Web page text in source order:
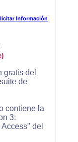
Información
gratis del
de
contiene la
3:
del